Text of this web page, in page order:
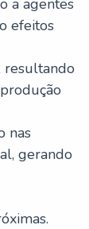
a agentes
efeitos
resultando
nas
gerando